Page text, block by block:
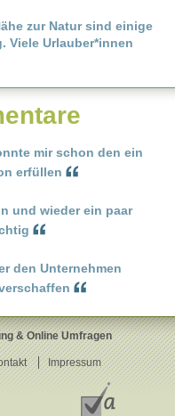
zur Natur sind einige
Viele Urlauber*innen
mir schon den ein
erfüllen
und wieder ein paar
den Unternehmen
& Online Umfragen
Impressum